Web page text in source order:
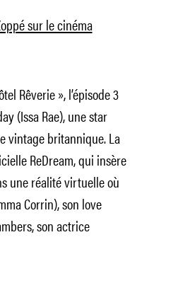
sur le cinéma
Rêverie », l’épisode 3
(Issa Rae), une star
vintage britannique. La
ReDream, qui insère
une réalité virtuelle où
Corrin), son love
son actrice